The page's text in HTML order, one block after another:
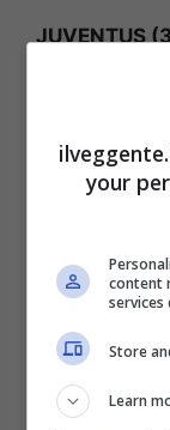
JUVENTUS
Cambiaso;
Matheus
Reijnders;
[poll
POSSIBILE
your
content
services
Store
Learn